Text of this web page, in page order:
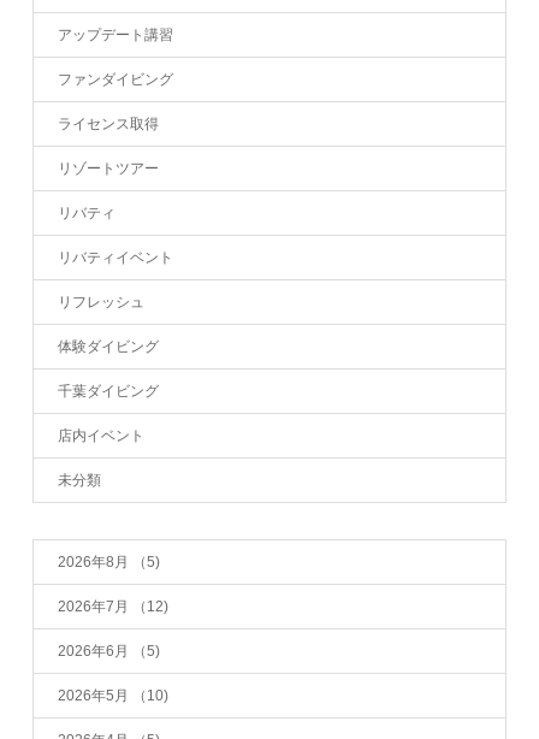
アップデート講習
ファンダイビング
ライセンス取得
リゾートツアー
リバティ
リバティイベント
リフレッシュ
体験ダイビング
千葉ダイビング
店内イベント
未分類
2026年8月 （5)
2026年7月 （12)
2026年6月 （5)
2026年5月 （10)